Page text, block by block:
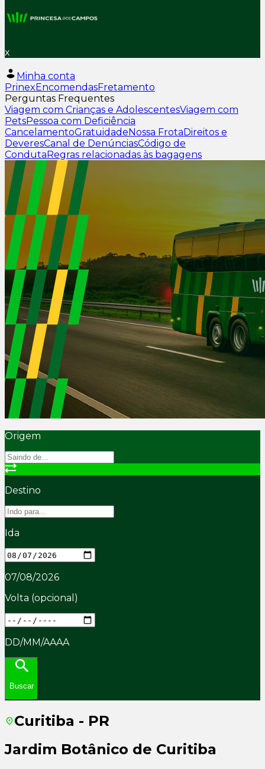
x
Minha conta
PrinexEncomendasFretamento
Perguntas Frequentes
Viagem com Crianças e AdolescentesViagem com
PetsPessoa com Deficiência
CancelamentoGratuidadeNossa FrotaDireitos e
DeveresCanal de DenúnciasCódigo de
CondutaRegras relacionadas às bagagens
Origem
Destino
Ida
07/08/2026
Volta (opcional)
DD/MM/AAAA
Buscar
Curitiba - PR
Jardim Botânico de Curitiba